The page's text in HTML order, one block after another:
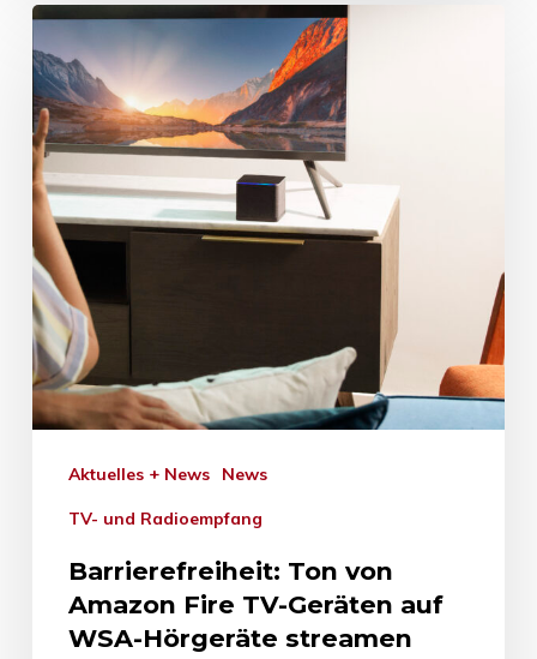
Aktuelles + News News
TV- und Radioempfang
Barrierefreiheit: Ton von
Amazon Fire TV-Geräten auf
WSA-Hörgeräte streamen